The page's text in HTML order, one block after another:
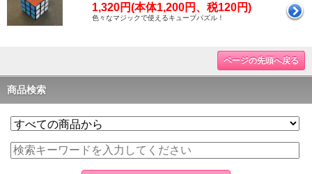
1,320円(本体1,200円、税120円)
色々なマジックで使えるキューブパズル！
ページの先頭へ戻る
商品検索